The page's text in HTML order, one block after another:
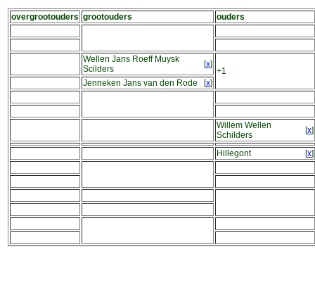
overgrootouders grootouders ouders
Wellen Jans Roeff Muysk
Scilders
[x]
+1
Jenneken Jans van den Rode
[x]
Willem Wellen
Schilders
[x]
Hillegont [x]